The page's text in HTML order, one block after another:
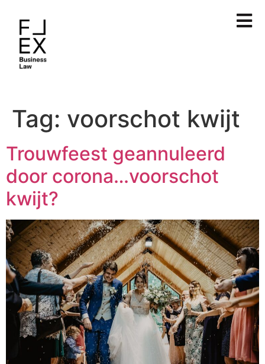
Tag: voorschot kwijt
Trouwfeest geannuleerd
door corona…voorschot
kwijt?